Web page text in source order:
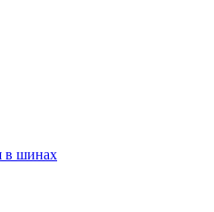
в шинах